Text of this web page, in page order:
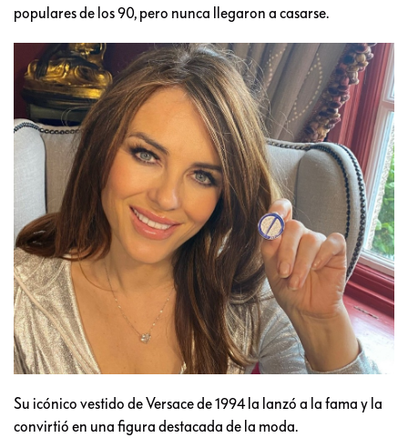
populares de los 90, pero nunca llegaron a casarse.
Su icónico vestido de Versace de 1994 la lanzó a la fama y la
convirtió en una figura destacada de la moda.